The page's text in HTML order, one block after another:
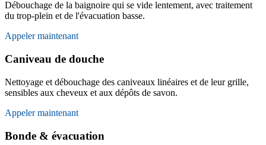
Débouchage de la baignoire qui se vide lentement, avec traitement
du trop-plein et de l'évacuation basse.
Appeler maintenant
Caniveau de douche
Nettoyage et débouchage des caniveaux linéaires et de leur grille,
sensibles aux cheveux et aux dépôts de savon.
Appeler maintenant
Bonde & évacuation